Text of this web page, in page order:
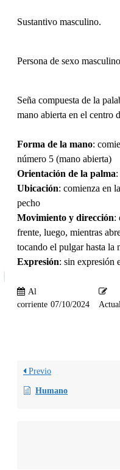
Sustantivo masculino.
Persona de sexo
Seña compuesta de la
mano abierta en el centro
Forma de la mano:
número 5 (mano abierta)
Orientación de la palma
Ubicación: comienza en
pecho
Movimiento y dirección:
frente, luego, mientras
tocando el pulgar hasta la
Expresión: sin expresión
Al
corriente 07/10/2024
Previo
Humano